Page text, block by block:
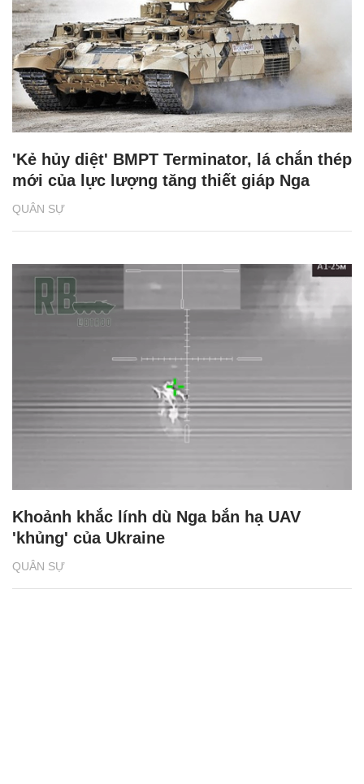
QUÂN SỰ
'Kẻ hủy diệt' BMPT Terminator, lá chắn thép
mới của lực lượng tăng thiết giáp Nga
QUÂN SỰ
Khoảnh khắc lính dù Nga bắn hạ UAV
'khủng' của Ukraine